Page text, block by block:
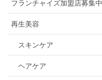
フランチャイズ加盟店募集中
再生美容
スキンケア
ヘアケア